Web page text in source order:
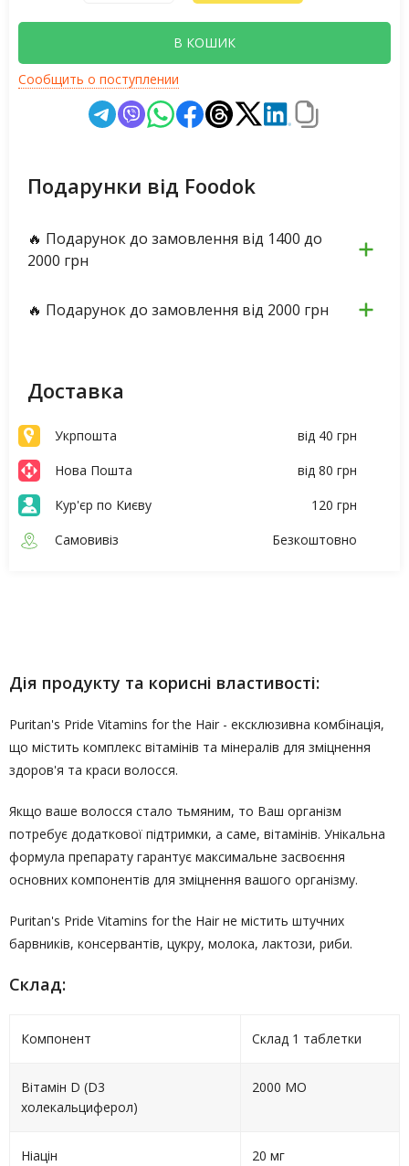
В КОШИК
Сообщить о поступлении
Подарунки від Foodok
🔥 Подарунок до замовлення від 1400 до
2000 грн
🔥 Подарунок до замовлення від 2000 грн
Доставка
Укрпошта
від 40 грн
Нова Пошта
від 80 грн
Кур'єр по Києву
120 грн
Самовивіз
Безкоштовно
Дія продукту та корисні властивості:
Puritan's Pride Vitamins for the Hair - ексклюзивна комбінація,
що містить комплекс вітамінів та мінералів для зміцнення
здоров'я та краси волосся.
Якщо ваше волосся стало тьмяним, то Ваш організм
потребує додаткової підтримки, а саме, вітамінів. Унікальна
формула препарату гарантує максимальне засвоєння
основних компонентів для зміцнення вашого організму.
Puritan's Pride Vitamins for the Hair не містить штучних
барвників, консервантів, цукру, молока, лактози, риби.
Склад:
Компонент Склад 1 таблетки
Вітамін D (D3
холекальциферол)
2000 МО
Ніацін 20 мг